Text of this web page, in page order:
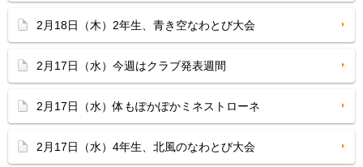
2月18日（木）2年生、青き空なわとび大会
2月17日（水）今週はクラブ発表週間
2月17日（水）体もぽかぽかミネストローネ
2月17日（水）4年生、北風のなわとび大会